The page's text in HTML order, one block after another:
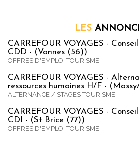
LES
CARREFOUR VOYAGES -
CDD - (Vannes (56))
OFFRES D'EMPLOI TOURISME
CARREFOUR VOYAGES -
ressources humaines H/F -
ALTERNANCE / STAGES TOURISME
CARREFOUR VOYAGES -
CDI - (St Brice (77))
OFFRES D'EMPLOI TOURISME